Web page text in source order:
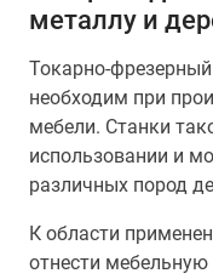
металлу и
Токарно-
необходим при
мебели. Станки
использовании и
различных пород
К области
отнести